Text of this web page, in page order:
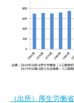
（出所）厚生労働